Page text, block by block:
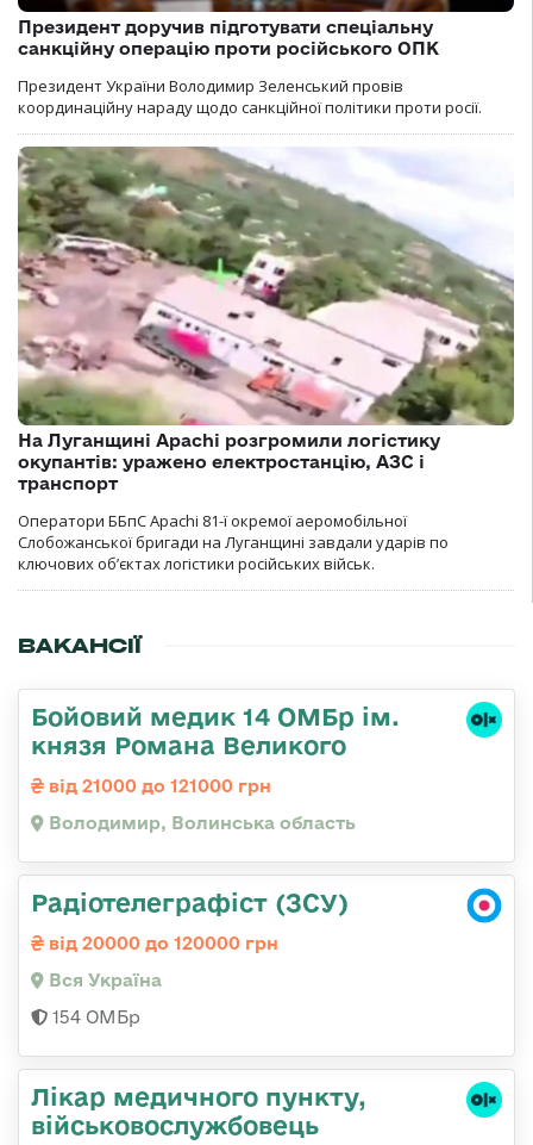
Президент доручив підготувати спеціальну
санкційну операцію проти російського ОПК
Президент України Володимир Зеленський провів
координаційну нараду щодо санкційної політики проти росії.
На Луганщині Apachi розгромили логістику
окупантів: уражено електростанцію, АЗС і
транспорт
Оператори ББпС Apachi 81-ї окремої аеромобільної
Слобожанської бригади на Луганщині завдали ударів по
ключових об’єктах логістики російських військ.
ВАКАНСІЇ
Бойовий медик 14 ОМБр ім.
князя Романа Великого
від 21000 до 121000 грн
Володимир, Волинська область
Радіотелеграфіст (ЗСУ)
від 20000 до 120000 грн
Вся Україна
154 ОМБр
Лікар медичного пункту,
військовослужбовець